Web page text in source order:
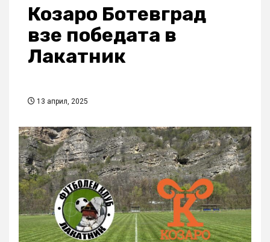
Козаро Ботевград
взе победата в
Лакатник
13 април, 2025